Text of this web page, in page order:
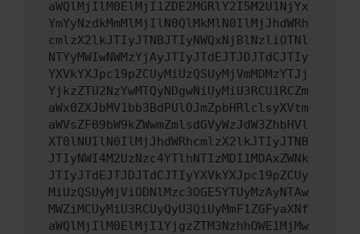
aWQlMjIlM0ElMjI1ZDE2MGRlY2I5M2U1NjYx
YmYyNzdkMmMlMjIlN0QlMkMlN0IlMjJhdWRh
cmlzX2lkJTIyJTNBJTIyNWQxNjBlNzliOTNl
NTYyMWIwNWMzYjAyJTIyJTdEJTJDJTdCJTIy
YXVkYXJpc19pZCUyMiUzQSUyMjVmMDMzYTJj
YjkzZTU2NzYwMTQyNDgwNiUyMiU3RCU1RCZm
aWx0ZXJbMV1bb3BdPUlOJmZpbHRlclsyXVtm
aWVsZF09bW9kZWwmZmlsdGVyWzJdW3ZhbHVl
XT0lNUIlN0IlMjJhdWRhcmlzX2lkJTIyJTNB
JTIyNWI4M2UzNzc4YTlhNTIzMDI1MDAxZWNk
JTIyJTdEJTJDJTdCJTIyYXVkYXJpc19pZCUy
MiUzQSUyMjViODNlMzc3OGE5YTUyMzAyNTAw
MWZiMCUyMiU3RCUyQyU3QiUyMmF1ZGFyaXNf
aWQlMjIlM0ElMjI1YjgzZTM3NzhhOWE1MjMw